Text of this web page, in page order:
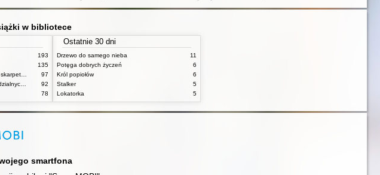
w bibliotece
193
135
97
92
78
Ostatnie 30 dni
Drzewo do samego nieba
11
Potęga dobrych życzeń
6
Król popiołów
6
Stalker
5
Lokatorka
5
smartfona